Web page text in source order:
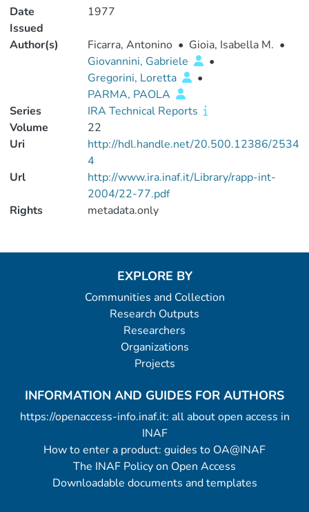
Date
Issued
1977
Author(s) Ficarra, Antonino • Gioia, Isabella M. •
Giovannini, Gabriele
•
Gregorini, Loretta
•
PARMA, PAOLA
Series
IRA Technical Reports
Volume
22
Uri
http://hdl.handle.net/20.500.12386/2534
4
Url
http://www.ira.inaf.it/Library/rapp-int-
2004/22-77.pdf
Rights
metadata.only
EXPLORE BY
Communities and Collection
Research Outputs
Researchers
Organizations
Projects
INFORMATION AND GUIDES FOR AUTHORS
https://openaccess-info.inaf.it: all about open access in
INAF
How to enter a product: guides to OA@INAF
The INAF Policy on Open Access
Downloadable documents and templates